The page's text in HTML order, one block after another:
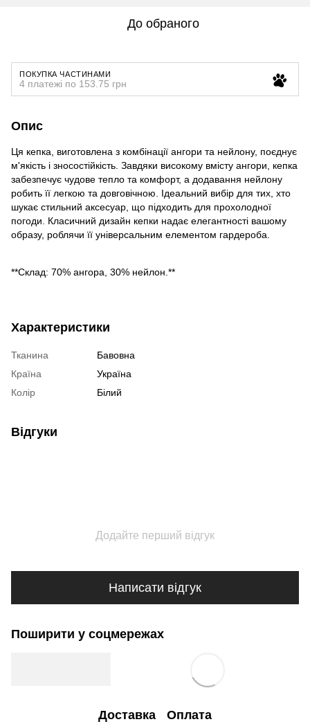
До обраного
ПОКУПКА ЧАСТИНАМИ
4 платежі по 153.75 грн
Опис
Ця кепка, виготовлена з комбінації ангори та нейлону, поєднує
м'якість і зносостійкість. Завдяки високому вмісту ангори, кепка
забезпечує чудове тепло та комфорт, а додавання нейлону
робить її легкою та довговічною. Ідеальний вибір для тих, хто
шукає стильний аксесуар, що підходить для прохолодної
погоди. Класичний дизайн кепки надає елегантності вашому
образу, роблячи її універсальним елементом гардероба.
**Склад: 70% ангора, 30% нейлон.**
Характеристики
Тканина
Бавовна
Країна
Україна
Колір
Білий
Відгуки
Додайте перший відгук
Написати відгук
Поширити у соцмережах
Доставка Оплата